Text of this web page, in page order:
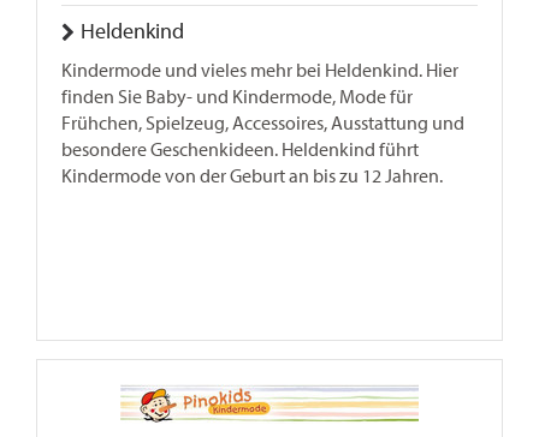
Heldenkind
Kindermode und vieles mehr bei Heldenkind. Hier
finden Sie Baby- und Kindermode, Mode für
Frühchen, Spielzeug, Accessoires, Ausstattung und
besondere Geschenkideen. Heldenkind führt
Kindermode von der Geburt an bis zu 12 Jahren.